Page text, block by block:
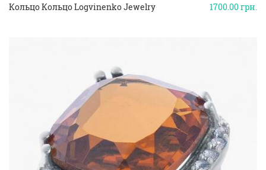
1700.00грн.
Кольцо Кольцо Logvinenko Jewelry